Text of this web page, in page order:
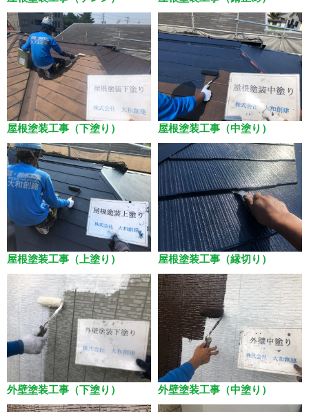
屋根塗装工事（下塗り） 屋根塗装工事（中塗り）
屋根塗装工事（上塗り） 屋根塗装工事（縁切り）
外壁塗装工事（下塗り） 外壁塗装工事（中塗り）